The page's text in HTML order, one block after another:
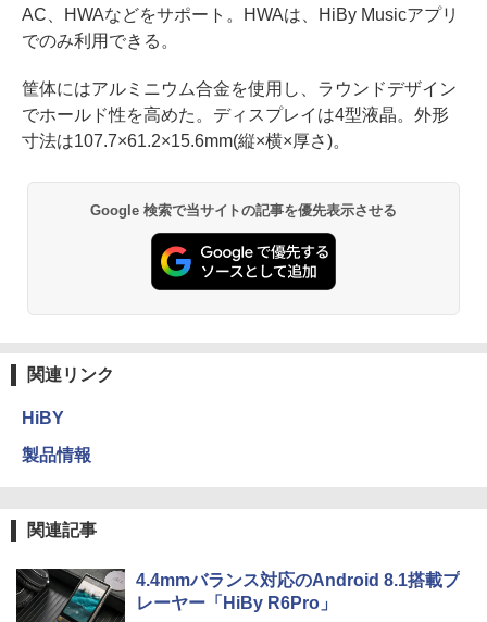
AC、HWAなどをサポート。HWAは、HiBy Musicアプリ
でのみ利用できる。
筐体にはアルミニウム合金を使用し、ラウンドデザイン
でホールド性を高めた。ディスプレイは4型液晶。外形
寸法は107.7×61.2×15.6mm(縦×横×厚さ)。
Google 検索で当サイトの記事を優先表示させる
関連リンク
HiBY
製品情報
関連記事
4.4mmバランス対応のAndroid 8.1搭載プ
レーヤー「HiBy R6Pro」